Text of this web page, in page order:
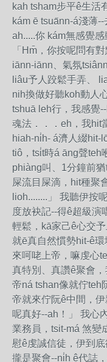
kah tsham步平ê生活
kám ē tsua̋nn-á淺薄
ah.....你 kám無感覺
「Hm̄，你按呢問有
iānn-iānn、氣氛
liâu予人跤鬆手弄、
nih換做好聽koh動人
tshuā leh行，我感覺
魂法．．．eh，我hit
hiah-ni̍h- á濟人綴hit-
tiô，tsi̍t時á āng聲teh
phiàng叫、1分鐘前
屎流目屎滴，hit種聚
lioh........」 我聽伊按
度放袂記--得ê超級演
輕鬆，kā家己ê心交
就ē真自然慣勢hit-ê
來呵咾上帝，嘛虔心
真特別、真讚ê聚會
帝ná tshan像就佇teh
帝就來佇阮ê中間，
呢真好--ah！」 我心
業務員，tsit-má 煞變
慰ê虔誠信徒，伊到
攏是聚會--ni̍h ê代誌